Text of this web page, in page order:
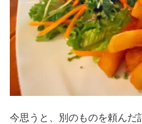
今思うと、別のものを頼んだ